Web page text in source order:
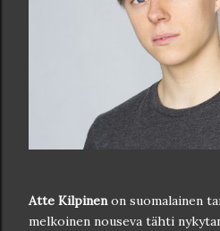
Atte Kilpinenon suomalainen
melkoinen nouseva tähti